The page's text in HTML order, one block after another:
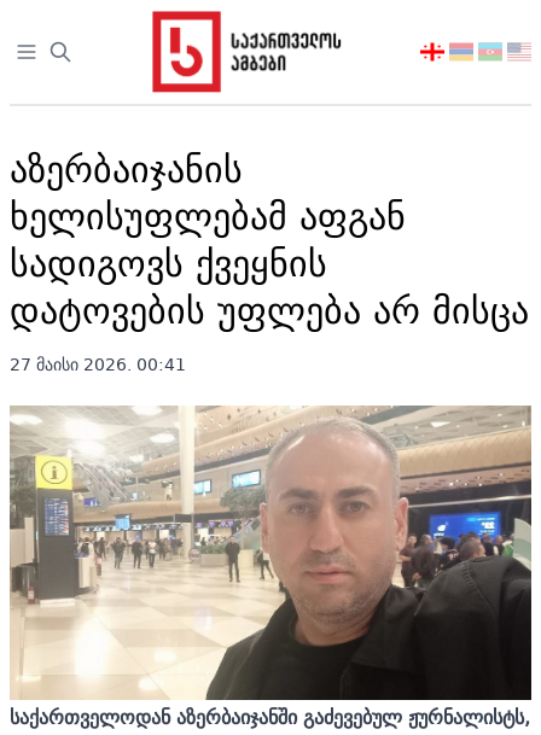
Open sidebar
აირჩიეთ
აზერბაიჯანის
ხელისუფლებამ აფგან
სადიგოვს ქვეყნის
დატოვების უფლება არ მისცა
27 მაისი 2026. 00:41
საქართველოდან აზერბაიჯანში გაძევებულ ჟურნალისტს,